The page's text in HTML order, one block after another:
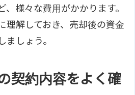
、様々な費用がかかります。
理解しておき、売却後の資金
しょう。
契約内容をよく確